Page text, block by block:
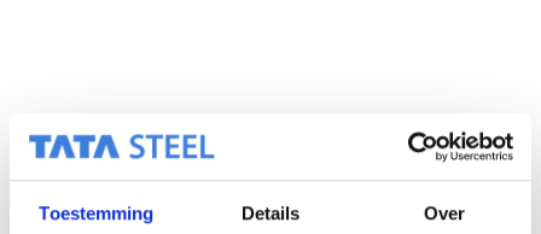
Toestemming Details Over